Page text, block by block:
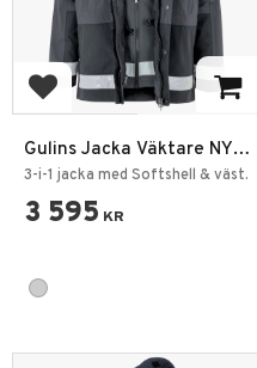
Lägg till i favoriter
Gulins Jacka Väktare NY
Grå
3-i-1 jacka med Softshell & väst.
3 595 KR